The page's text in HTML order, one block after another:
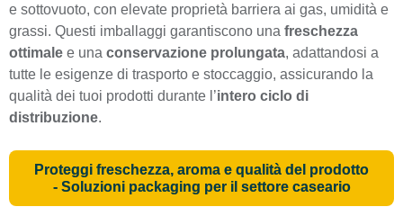
e sottovuoto, con elevate proprietà barriera ai gas, umidità e
grassi. Questi imballaggi garantiscono una freschezza
ottimale e una conservazione prolungata, adattandosi a
tutte le esigenze di trasporto e stoccaggio, assicurando la
qualità dei tuoi prodotti durante l’intero ciclo di
distribuzione.
Proteggi freschezza, aroma e qualità del prodotto
- Soluzioni packaging per il settore caseario